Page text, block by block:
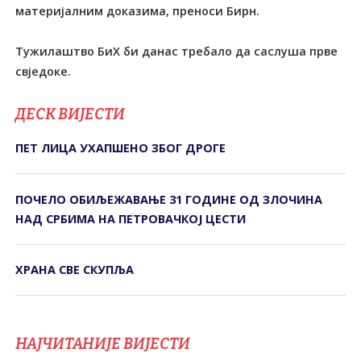
материјалним доказима, преноси Бирн.
Тужилаштво БиХ би данас требало да саслуша прве
свједоке.
ДЕСК ВИЈЕСТИ
ПЕТ ЛИЦА УХАПШЕНО ЗБОГ ДРОГЕ
ПОЧЕЛО ОБИЉЕЖАВАЊЕ 31 ГОДИНЕ ОД ЗЛОЧИНА
НАД СРБИМА НА ПЕТРОВАЧКОЈ ЦЕСТИ
ХРАНА СВЕ СКУПЉА
НАЈЧИТАНИЈЕ ВИЈЕСТИ